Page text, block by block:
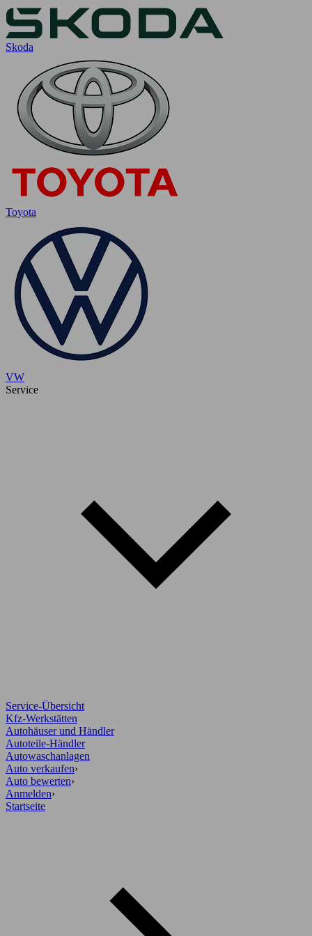
Skoda
Toyota
VW
Service
Service-Übersicht
Kfz-Werkstätten
Autohäuser und Händler
Autoteile-Händler
Autowaschanlagen
Auto verkaufen›
Auto bewerten›
Anmelden›
Startseite